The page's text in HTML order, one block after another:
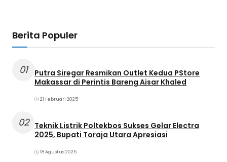
Berita Populer
01
Putra Siregar Resmikan Outlet Kedua PStore
Makassar di Perintis Bareng Aisar Khaled
21 Februari 2025
02
Teknik Listrik Poltekbos Sukses Gelar Electra
2025, Bupati Toraja Utara Apresiasi
18 Agustus 2025